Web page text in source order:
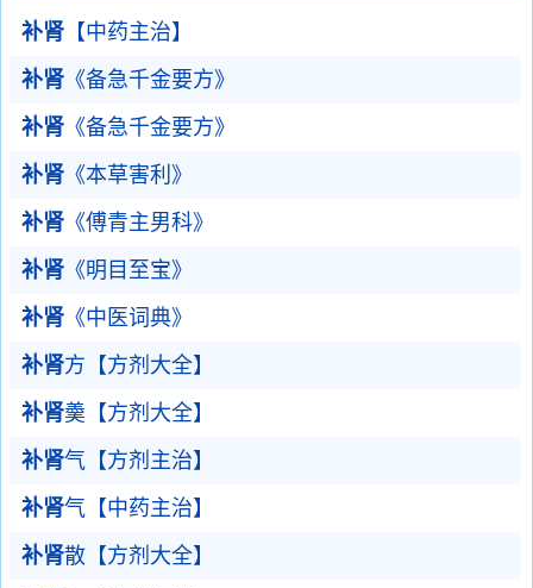
补肾 【中药主治】
补肾 《备急千金要方》
补肾 《备急千金要方》
补肾 《本草害利》
补肾 《傅青主男科》
补肾 《明目至宝》
补肾 《中医词典》
补肾方【方剂大全】
补肾羮【方剂大全】
补肾气【方剂主治】
补肾气【中药主治】
补肾散【方剂大全】